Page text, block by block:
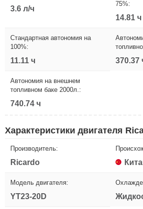
3.6 л/ч
75%:
14.81 ч
Стандартная автономия на
100%:
11.11 ч 370.37
Автономия на внешнем
топливном баке 2000л.:
740.74 ч
Характеристики двигателя
Производитель:
Ricardo
Модель двигателя:
YT23-20D